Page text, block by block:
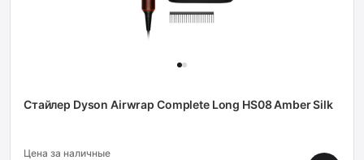
Стайлер Dyson Airwrap Complete Long HS08 Amber Silk
Цена за наличные